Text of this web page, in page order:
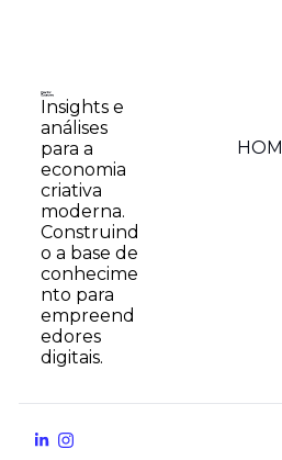
Insights e
análises
para a
economia
criativa
moderna.
Construind
o a base de
conhecime
nto para
empreend
edores
digitais.